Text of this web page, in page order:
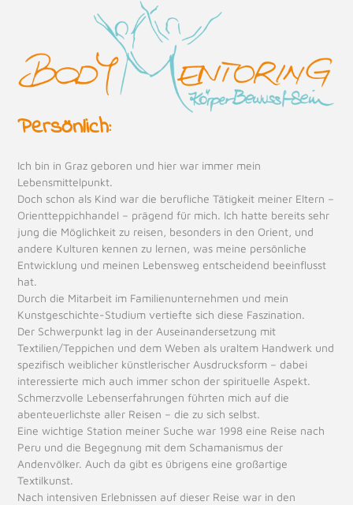
menu
menu
Persönlich:
Ich bin in Graz geboren und hier war immer mein
Lebensmittelpunkt.
Doch schon als Kind war die berufliche Tätigkeit meiner Eltern –
Orientteppichhandel – prägend für mich. Ich hatte bereits sehr
jung die Möglichkeit zu reisen, besonders in den Orient, und
andere Kulturen kennen zu lernen, was meine persönliche
Entwicklung und meinen Lebensweg entscheidend beeinflusst
hat.
Durch die Mitarbeit im Familienunternehmen und mein
Kunstgeschichte-Studium vertiefte sich diese Faszination.
Der Schwerpunkt lag in der Auseinandersetzung mit
Textilien/Teppichen und dem Weben als uraltem Handwerk und
spezifisch weiblicher künstlerischer Ausdrucksform – dabei
interessierte mich auch immer schon der spirituelle Aspekt.
Schmerzvolle Lebenserfahrungen führten mich auf die
abenteuerlichste aller Reisen – die zu sich selbst.
Eine wichtige Station meiner Suche war 1998 eine Reise nach
Peru und die Begegnung mit dem Schamanismus der
Andenvölker. Auch da gibt es übrigens eine großartige
Textilkunst.
Nach intensiven Erlebnissen auf dieser Reise war in den